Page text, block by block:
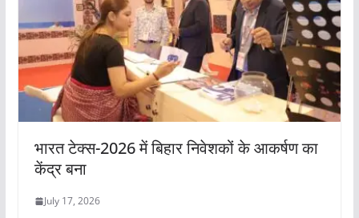
भारत टेक्स-2026 में बिहार निवेशकों के आकर्षण का
केंद्र बना
July 17, 2026